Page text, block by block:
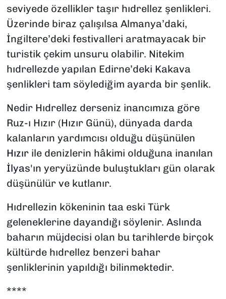
seviyede özellikler taşır hıdrellez şenlikleri.
Üzerinde biraz çalışılsa Almanya’daki,
İngiltere’deki festivalleri aratmayacak bir
turistik çekim unsuru olabilir. Nitekim
hıdrellezde yapılan Edirne’deki Kakava
şenlikleri tam söylediğim ayarda bir şenlik.
Nedir Hıdrellez derseniz inancımıza göre
Ruz-ı Hızır (Hızır Günü), dünyada darda
kalanların yardımcısı olduğu düşünülen
Hızırile denizlerin hâkimi olduğuna inanılan
İlyas'ın yeryüzünde buluştukları gün olarak
düşünülür ve kutlanır.
Hıdrellezin kökeninin taa eski Türk
geleneklerine dayandığı söylenir. Aslında
baharın müjdecisi olan bu tarihlerde birçok
kültürde hıdrellez benzeri bahar
şenliklerinin yapıldığı bilinmektedir.
****